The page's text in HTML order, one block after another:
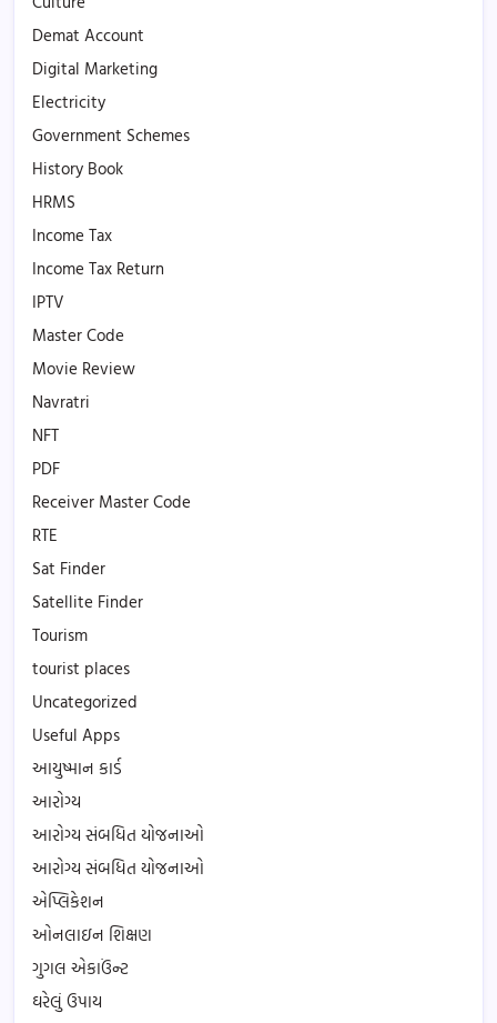
Demat Account
Digital Marketing
Electricity
Government Schemes
History Book
HRMS
Income Tax
Income Tax Return
IPTV
Master Code
Movie Review
Navratri
NFT
PDF
Receiver Master Code
RTE
Sat Finder
Satellite Finder
Tourism
tourist places
Uncategorized
Useful Apps
આયુષ્માન કાર્ડ
આરોગ્ય
આરોગ્ય સંબધિત યોજનાઓ
આરોગ્ય સંબધિત યોજનાઓ
એપ્લિકેશન
ઓનલાઇન શિક્ષણ
ગુગલ એકાઉંન્ટ
ઘરેલું ઉપાય